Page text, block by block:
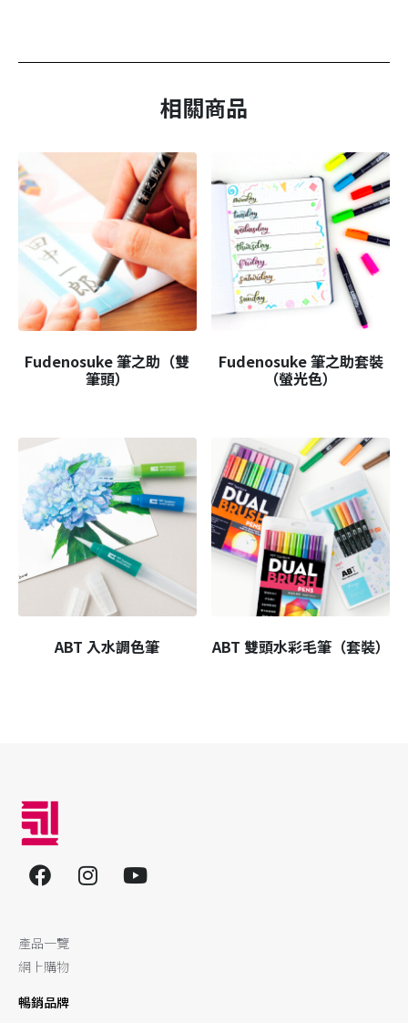
相關商品
Fudenosuke 筆之助（雙
筆頭）
Fudenosuke 筆之助套裝
（螢光色）
ABT 入水調色筆 ABT 雙頭水彩毛筆（套裝）
產品一覽
網上購物
暢銷品牌